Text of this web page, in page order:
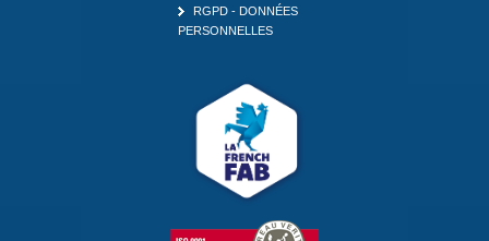
RGPD - DONNÉES
PERSONNELLES